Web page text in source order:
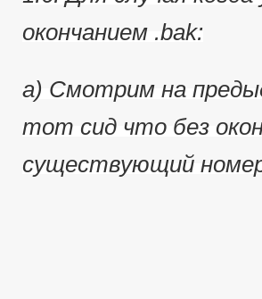
окончанием .bak:
a) Смотрим на
тот сид что без
существующий